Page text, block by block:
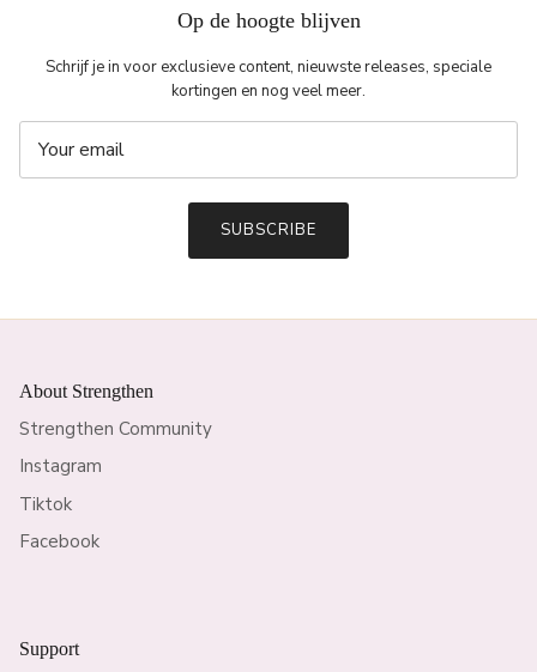
Op de hoogte blijven
Schrijf je in voor exclusieve content, nieuwste releases, speciale
kortingen en nog veel meer.
SUBSCRIBE
About Strengthen
Strengthen Community
Instagram
Tiktok
Facebook
Support